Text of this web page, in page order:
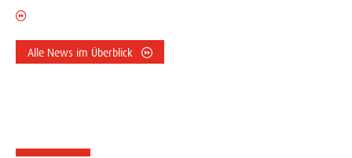
Alle News im Überblick